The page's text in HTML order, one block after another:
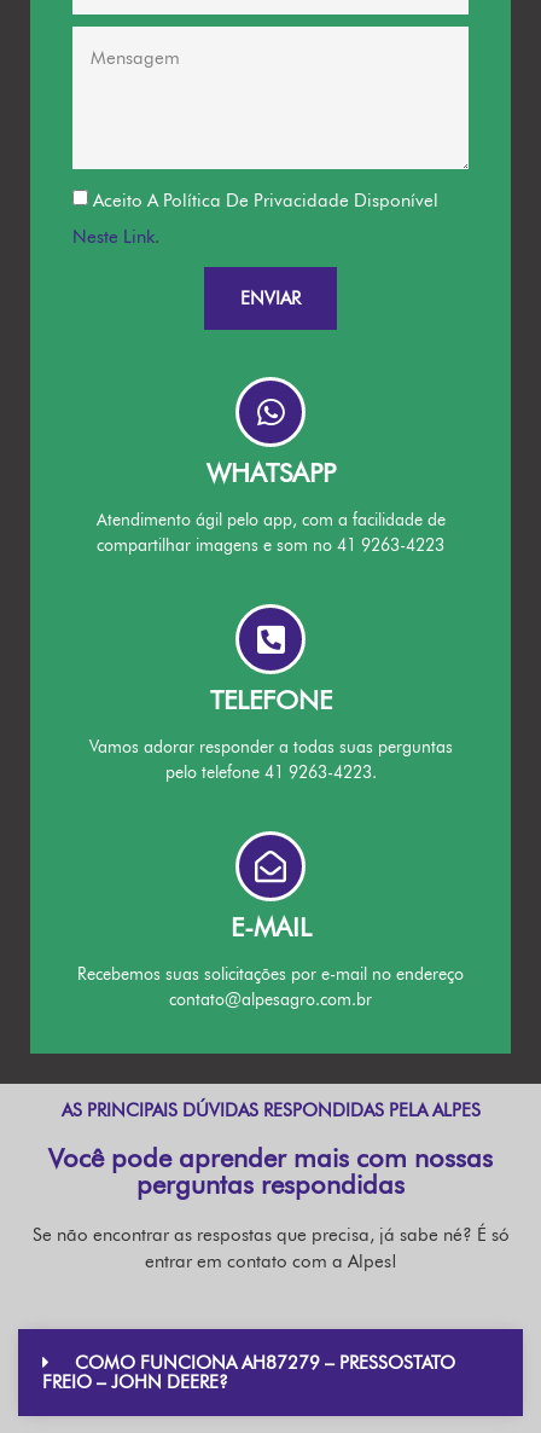
Aceito A Política De Privacidade Disponível
Neste Link.
ENVIAR
WHATSAPP
Atendimento ágil pelo app, com a facilidade de
compartilhar imagens e som no 41 9263-4223
TELEFONE
Vamos adorar responder a todas suas perguntas
pelo telefone 41 9263-4223.
E-MAIL
Recebemos suas solicitações por e-mail no endereço
contato@alpesagro.com.br
AS PRINCIPAIS DÚVIDAS RESPONDIDAS PELA ALPES
Você pode aprender mais com nossas
perguntas respondidas
Se não encontrar as respostas que precisa, já sabe né? É só
entrar em contato com a Alpes!
COMO FUNCIONA AH87279 – PRESSOSTATO
FREIO – JOHN DEERE?